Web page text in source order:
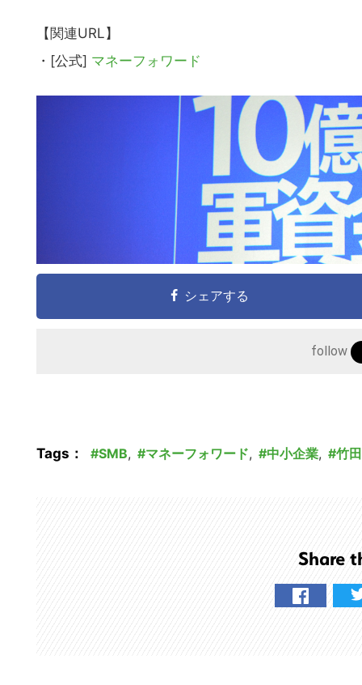
【関連URL】
・[公式] マネーフォワード
シェアする
follow
Tags： SMB, マネーフォワード, 中小企業, 竹
Share